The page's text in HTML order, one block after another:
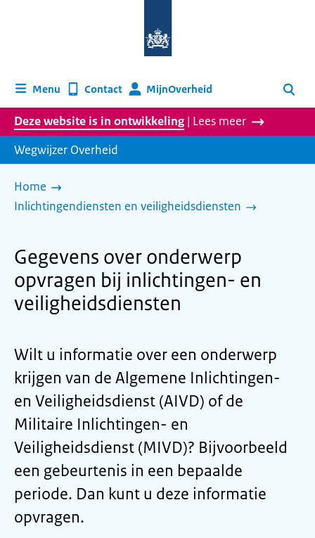
homepage
Menu Contact MijnOverheid Zoeken
Deze website is in ontwikkeling | Lees meer
Wegwijzer Overheid
Home
Inlichtingendiensten en veiligheidsdiensten
Gegevens over onderwerp
opvragen bij inlichtingen- en
veiligheidsdiensten
Wilt u informatie over een onderwerp
krijgen van de Algemene Inlichtingen-
en Veiligheidsdienst (AIVD) of de
Militaire Inlichtingen- en
Veiligheidsdienst (MIVD)? Bijvoorbeeld
een gebeurtenis in een bepaalde
periode. Dan kunt u deze informatie
opvragen.